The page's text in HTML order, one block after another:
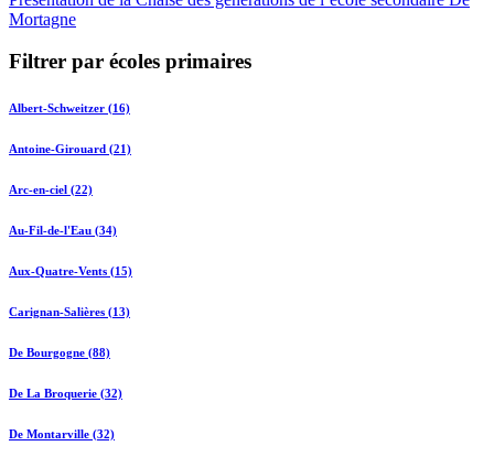
Mortagne
Filtrer par écoles primaires
Albert-Schweitzer (16)
Antoine-Girouard (21)
Arc-en-ciel (22)
Au-Fil-de-l'Eau (34)
Aux-Quatre-Vents (15)
Carignan-Salières (13)
De Bourgogne (88)
De La Broquerie (32)
De Montarville (32)